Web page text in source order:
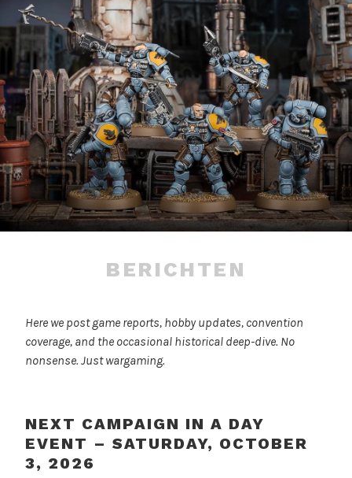
BERICHTEN
Here we post game reports, hobby updates, convention
coverage, and the occasional historical deep-dive. No
nonsense. Just wargaming.
NEXT CAMPAIGN IN A DAY
EVENT – SATURDAY, OCTOBER
3, 2026